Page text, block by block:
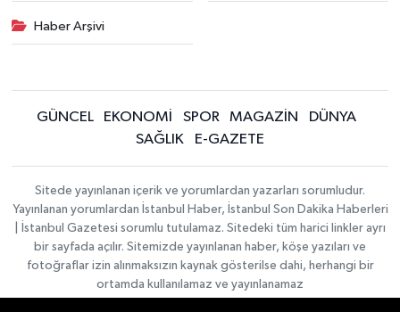
Haber Arşivi
GÜNCEL EKONOMİ SPOR MAGAZİN
DÜNYA
SAĞLIK
E-GAZETE
Sitede yayınlanan içerik ve yorumlardan yazarları sorumludur.
Yayınlanan yorumlardan İstanbul Haber, İstanbul Son Dakika Haberleri
| İstanbul Gazetesi sorumlu tutulamaz. Sitedeki tüm harici linkler ayrı
bir sayfada açılır. Sitemizde yayınlanan haber, köşe yazıları ve
fotoğraflar izin alınmaksızın kaynak gösterilse dahi, herhangi bir
ortamda kullanılamaz ve yayınlanamaz